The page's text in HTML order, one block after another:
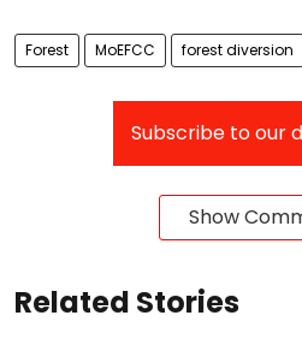
Forest MoEFCC forest diversion
Subscribe to our
Show
Related Stories